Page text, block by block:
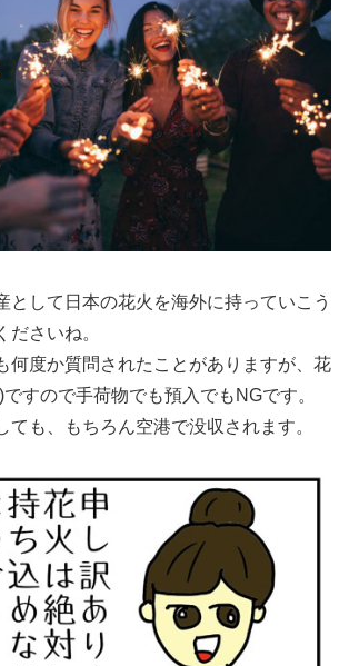
として日本の花火を海外に持っていこう
ださいね。
何度か質問されたことがありますが、花
すので手荷物でも預入でもNGです。
ても、もちろん空港で没収されます。